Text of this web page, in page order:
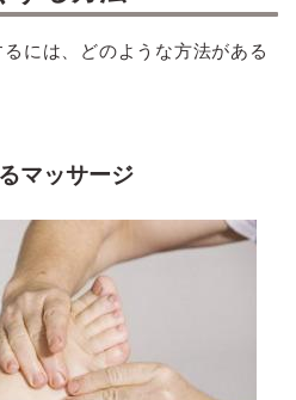
には、どのような方法がある
マッサージ